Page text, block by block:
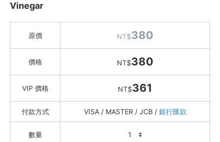
油鹽醬醋
Marie Sharp's 夏普奶奶辣椒醬
劉姥姥花椒油
巴薩米克醋/葡萄酒醋
蒜蒜屋
三尺堂 麻辣渣渣 / 香蔥酥
精選油品
Vinegar
原價 NT$380
價格 NT$380
VIP 價格 NT$361
付款方式 VISA / MASTER / JCB / 銀行匯款
數量